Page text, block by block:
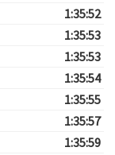
1:35:52
1:35:53
1:35:53
1:35:54
1:35:55
1:35:57
1:35:59